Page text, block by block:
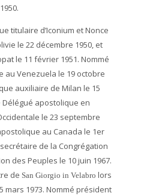
titulaire d’Iconium et Nonce
le 22 décembre 1950, et
le 11 février 1951. Nommé
au Venezuela le 19 octobre
auxiliaire de Milan le 15
Délégué apostolique en
le 23 septembre
au Canada le 1er
de la Congrégation
des Peuples le 10 juin 1967.
de San Giorgio in Velabro lors
mars 1973. Nommé président